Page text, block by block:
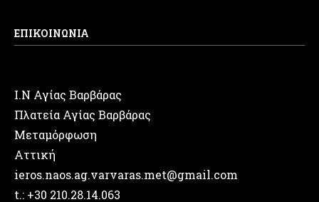
ΕΠΙΚΟΙΝΩΝΙΑ
Ι.Ν Αγίας Βαρβάρας
Πλατεία Αγίας Βαρβάρας
Μεταμόρφωση
Αττική
ieros.naos.ag.varvaras.met@gmail.com
t.: +30 210.28.14.063